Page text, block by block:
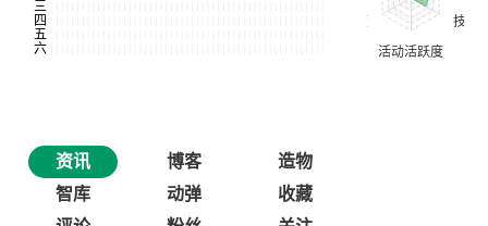
资讯 博客
造物
智库
动弹
收藏